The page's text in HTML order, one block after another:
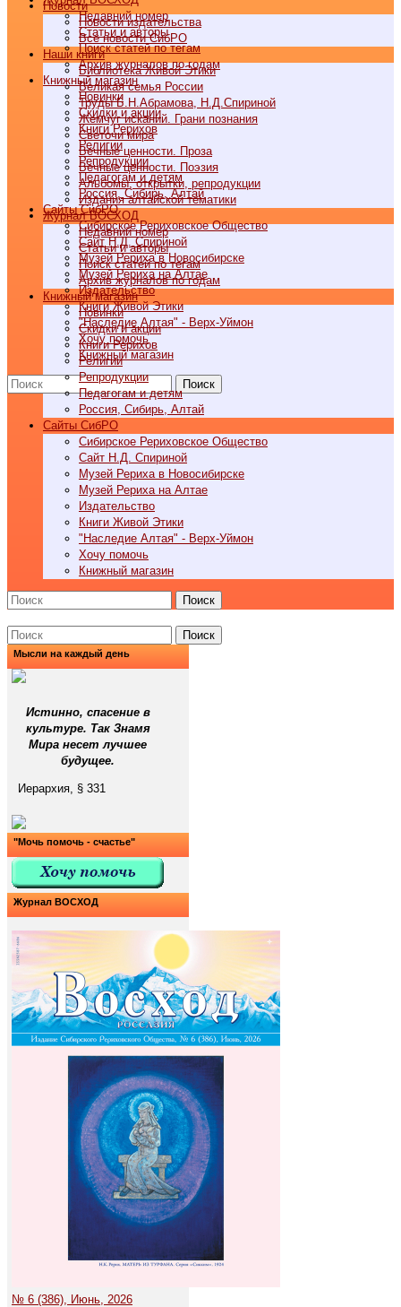
Недавний номер
Статьи и авторы
Поиск статей по тегам
Архив журналов по годам
Книжный магазин
Новинки
Скидки и акции
Книги Рерихов
Религии
Репродукции
Педагогам и детям
Россия, Сибирь, Алтай
Cайты СибРО
Сибирское Рериховское Общество
Сайт Н.Д. Спириной
Музей Рериха в Новосибирске
Музей Рериха на Алтае
Издательство
Книги Живой Этики
"Наследие Алтая" - Верх-Уймон
Хочу помочь
Книжный магазин
Поиск
Новости
Новости издательства
Все новости СибРО
Наши книги
Библиотека Живой Этики
Великая семья России
Труды Б.Н.Абрамова, Н.Д.Спириной
Жемчуг исканий. Грани познания
Светочи мира
Вечные ценности. Проза
Вечные ценности. Поэзия
Альбомы, открытки, репродукции
Издания алтайской тематики
Журнал ВОСХОД
Недавний номер
Статьи и авторы
Поиск статей по тегам
Архив журналов по годам
Книжный магазин
Новинки
Скидки и акции
Книги Рерихов
Религии
Репродукции
Педагогам и детям
Россия, Сибирь, Алтай
Cайты СибРО
Сибирское Рериховское Общество
Сайт Н.Д. Спириной
Музей Рериха в Новосибирске
Музей Рериха на Алтае
Издательство
Книги Живой Этики
"Наследие Алтая" - Верх-Уймон
Хочу помочь
Книжный магазин
Поиск
Поиск
Мысли на каждый день
Истинно, спасение в
культуре. Так Знамя
Мира несет лучшее
будущее.
Иерархия, § 331
"Мочь помочь - счастье"
Журнал ВОСХОД
№ 6 (386), Июнь, 2026